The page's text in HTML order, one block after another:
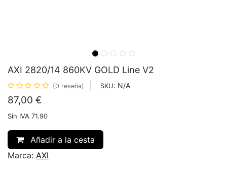
AXI 2820/14 860KV GOLD Line V2
(0 reseña) SKU: N/A
87,00 €
Sin IVA 71.90
Añadir a la cesta
Marca: AXI